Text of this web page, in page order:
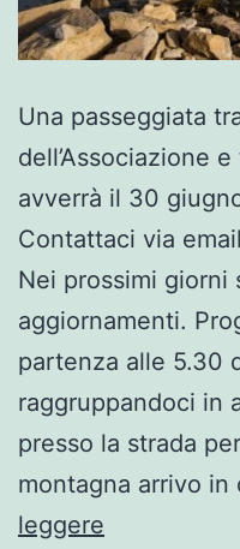
Una passeggiata
dell’Associazione
avverrà il 30
Contattaci via
Nei prossimi giorni
aggiornamenti.
partenza alle 5.30
raggruppandoci in
presso la strada
montagna arrivo in
leggere